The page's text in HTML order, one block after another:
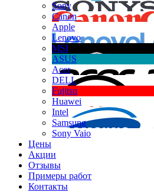
Sony
Canon
Apple
Lenovo
MSI
ASUS
Acer
DELL
Fujitsu
Huawei
Intel
Samsung
Sony Vaio
Цены
Акции
Отзывы
Примеры работ
Контакты